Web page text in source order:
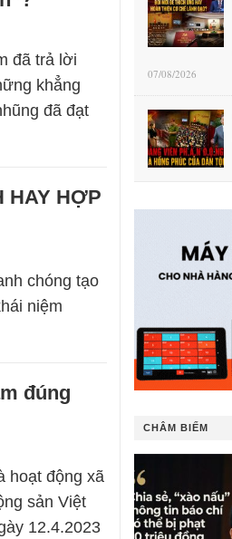
đã trả lời
khẳng
đã đạt
HAY HỢP
chóng tạo
niệm
đúng
hoạt động xã
sản Việt
12.4.2023
07/08/2026
CHÂM BIẾM